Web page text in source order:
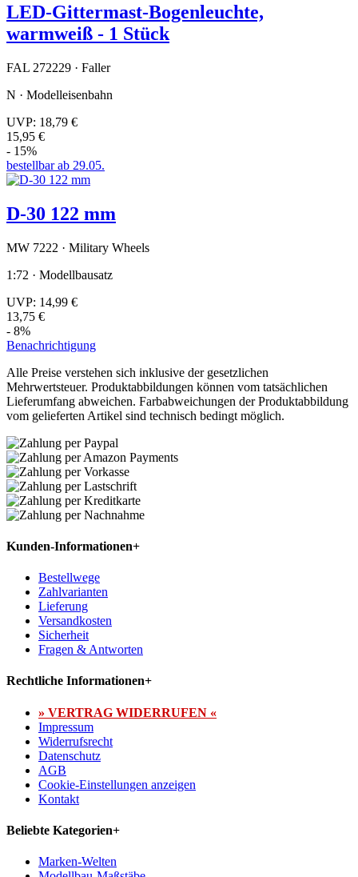
LED-Gittermast-Bogenleuchte,
warmweiß - 1 Stück
FAL 272229 · Faller
N · Modelleisenbahn
UVP: 18,79 €
15,95 €
- 15%
bestellbar ab 29.05.
D-30 122 mm
MW 7222 · Military Wheels
1:72 · Modellbausatz
UVP: 14,99 €
13,75 €
- 8%
Benachrichtigung
Alle Preise verstehen sich inklusive der gesetzlichen
Mehrwertsteuer. Produktabbildungen können vom tatsächlichen
Lieferumfang abweichen. Farbabweichungen der Produktabbildung
vom gelieferten Artikel sind technisch bedingt möglich.
Kunden-Informationen+
Bestellwege
Zahlvarianten
Lieferung
Versandkosten
Sicherheit
Fragen & Antworten
Rechtliche Informationen+
» VERTRAG WIDERRUFEN «
Impressum
Widerrufsrecht
Datenschutz
AGB
Cookie-Einstellungen anzeigen
Kontakt
Beliebte Kategorien+
Marken-Welten